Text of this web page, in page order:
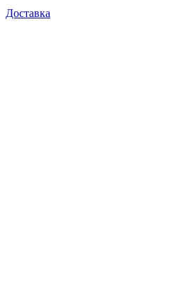
Доставка